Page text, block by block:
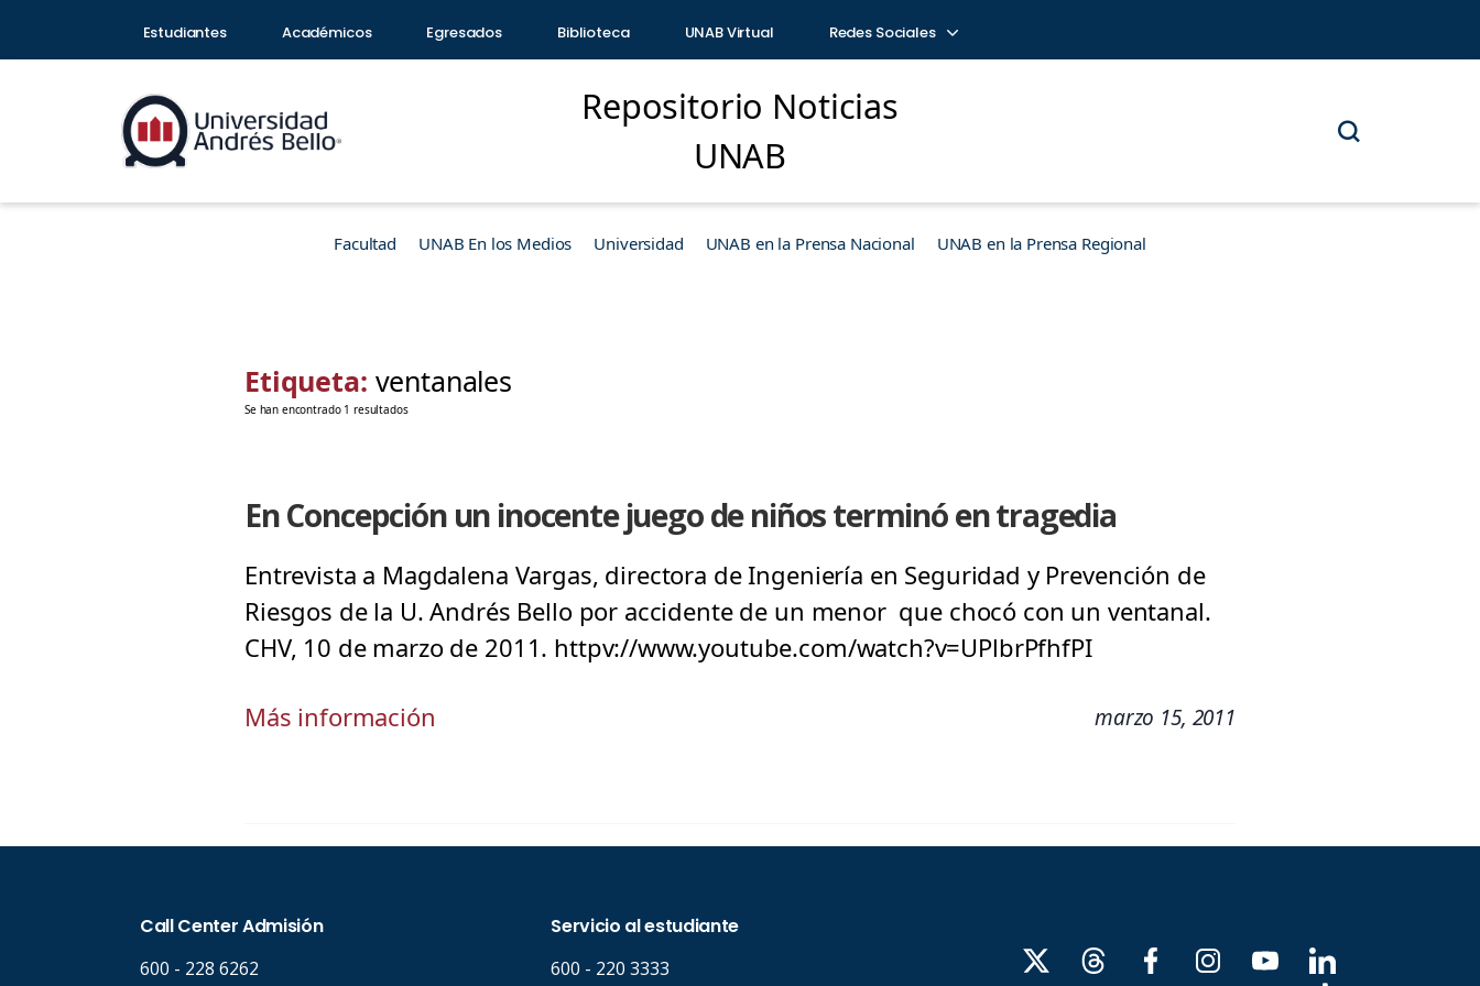
Estudiantes Académicos Egresados Biblioteca UNAB Virtual Redes Sociales
Repositorio Noticias
UNAB
Facultad UNAB En los Medios Universidad UNAB en la Prensa Nacional UNAB en la Prensa Regional
Etiqueta: ventanales
Se han encontrado 1 resultados
En Concepción un inocente juego de niños terminó en tragedia
Entrevista a Magdalena Vargas, directora de Ingeniería en Seguridad y Prevención de
Riesgos de la U. Andrés Bello por accidente de un menor que chocó con un ventanal.
CHV, 10 de marzo de 2011. httpv://www.youtube.com/watch?v=UPlbrPfhfPI
Más información marzo 15, 2011